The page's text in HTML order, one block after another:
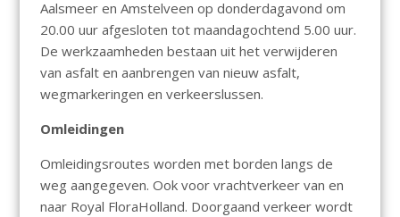
k p
Aalsmeer en Amstelveen op donderdagavond om
20.00 uur afgesloten tot maandagochtend 5.00 uur.
De werkzaamheden bestaan uit het verwijderen
van asfalt en aanbrengen van nieuw asfalt,
wegmarkeringen en verkeerslussen.
Omleidingen
Omleidingsroutes worden met borden langs de
weg aangegeven. Ook voor vrachtverkeer van en
naar Royal FloraHolland. Doorgaand verkeer wordt